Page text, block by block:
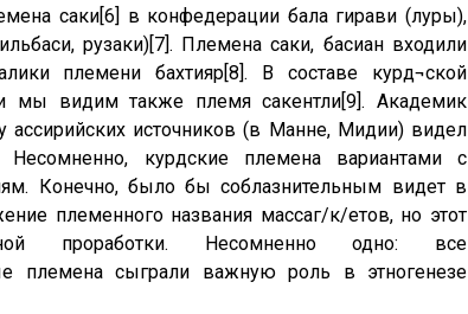
саки[6] в конфедерации бала гирави (луры),
рузаки)[7]. Племена саки, басиан входили
племени бахтияр[8]. В составе курд¬ской
мы видим также племя сакентли[9]. Академик
ассирийских источников (в Манне, Мидии) видел
Несомненно, курдские племена вариантами с
Конечно, было бы соблазнительным видет в
племенного названия массаг/к/етов, но этот
проработки. Несомненно одно: все
племена сыграли важную роль в этногенезе